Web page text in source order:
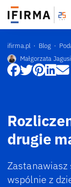
ifirma.pl Blog
Małgorzata
drugie
Zastanawiasz
wspólnie z